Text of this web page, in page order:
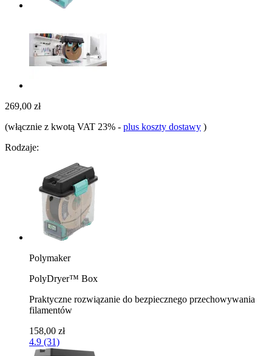
269,00 zł
(włącznie z kwotą VAT 23% - plus koszty dostawy )
Rodzaje:
Polymaker
PolyDryer™ Box
Praktyczne rozwiązanie do bezpiecznego przechowywania
filamentów
158,00 zł
4.9 (31)